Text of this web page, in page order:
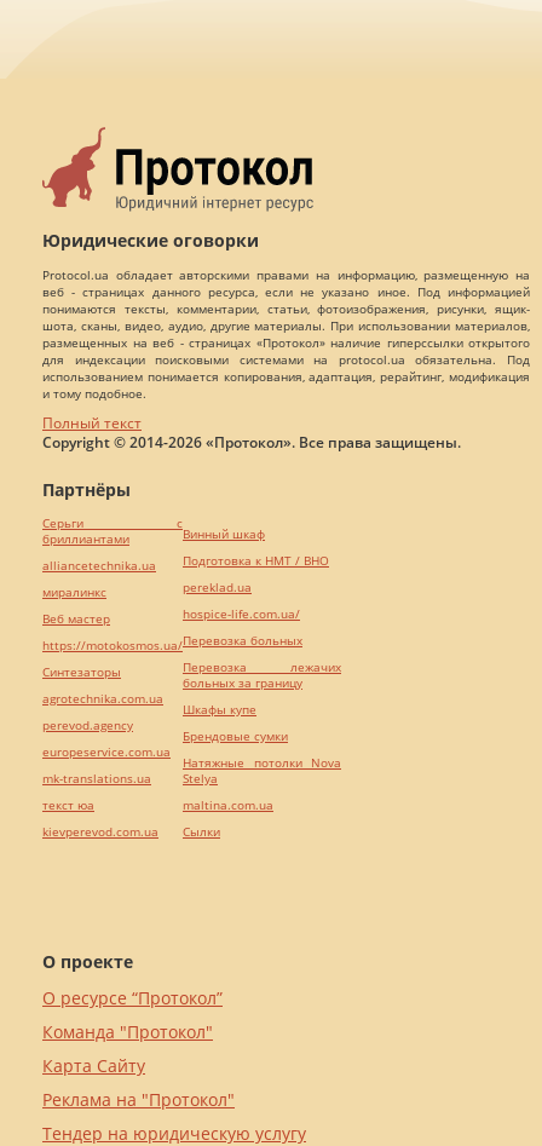
Юридические оговорки
Protocol.ua обладает авторскими правами на информацию, размещенную на
веб - страницах данного ресурса, если не указано иное. Под информацией
понимаются тексты, комментарии, статьи, фотоизображения, рисунки, ящик-
шота, сканы, видео, аудио, другие материалы. При использовании материалов,
размещенных на веб - страницах «Протокол» наличие гиперссылки открытого
для индексации поисковыми системами на protocol.ua обязательна. Под
использованием понимается копирования, адаптация, рерайтинг, модификация
и тому подобное.
Полный текст
Copyright © 2014-2026 «Протокол». Все права защищены.
О проекте
О ресурсе “Протокол”
Команда "Протокол"
Карта Сайту
Реклама на "Протокол"
Тендер на юридическую услугу
Партнёры
Серьги с
бриллиантами
alliancetechnika.ua
миралинкс
Веб мастер
https://motokosmos.ua/
Синтезаторы
agrotechnika.com.ua
perevod.agency
europeservice.com.ua
mk-translations.ua
текст юа
kievperevod.com.ua
Винный шкаф
Подготовка к НМТ / ВНО
pereklad.ua
hospice-life.com.ua/
Перевозка больных
Перевозка лежачих
больных за границу
Шкафы купе
Брендовые сумки
Натяжные потолки Nova
Stelya
maltina.com.ua
Cылки